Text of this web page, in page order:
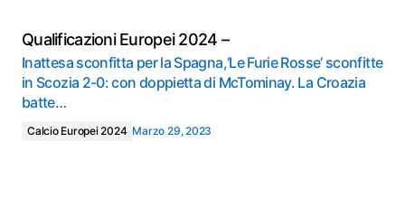
Qualificazioni Europei 2024 –
Inattesa sconfitta per la Spagna,‘Le Furie Rosse’ sconfitte
in Scozia 2-0: con doppietta di McTominay. La Croazia
batte…
Calcio Europei 2024 Marzo 29, 2023